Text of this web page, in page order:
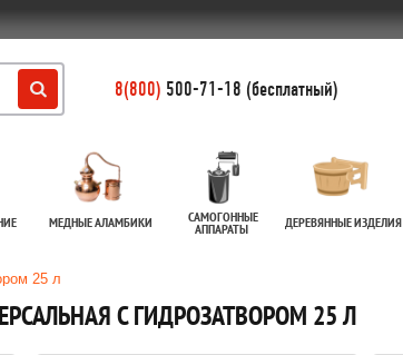
8(800) 500-71-18 (бесплатный)
МЕДНЫЕ АЛАМБИКИ САМОГОННЫЕ
АППАРАТЫ ДЕРЕВЯННЫЕ ИЗДЕЛИЯ
25 л
С ГИДРОЗАТВОРОМ 25 Л